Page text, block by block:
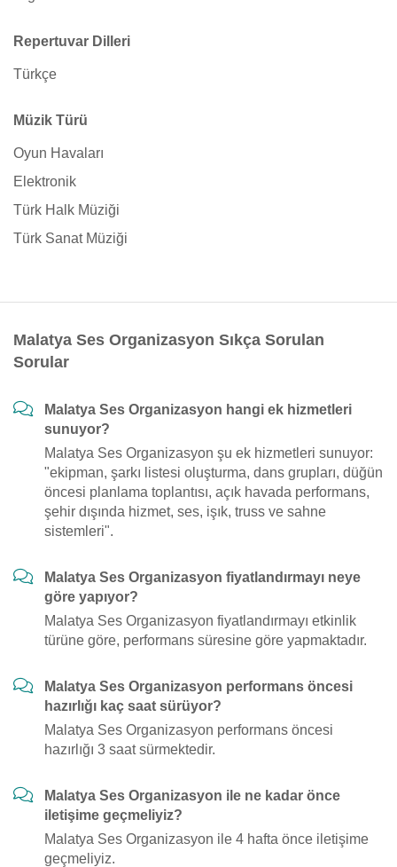
Repertuvar Dilleri
Türkçe
Müzik Türü
Oyun Havaları
Elektronik
Türk Halk Müziği
Türk Sanat Müziği
Malatya Ses Organizasyon Sıkça Sorulan
Sorular
Malatya Ses Organizasyon hangi ek hizmetleri
sunuyor?
Malatya Ses Organizasyon şu ek hizmetleri sunuyor:
"ekipman, şarkı listesi oluşturma, dans grupları, düğün
öncesi planlama toplantısı, açık havada performans,
şehir dışında hizmet, ses, işık, truss ve sahne
sistemleri".
Malatya Ses Organizasyon fiyatlandırmayı neye
göre yapıyor?
Malatya Ses Organizasyon fiyatlandırmayı etkinlik
türüne göre, performans süresine göre yapmaktadır.
Malatya Ses Organizasyon performans öncesi
hazırlığı kaç saat sürüyor?
Malatya Ses Organizasyon performans öncesi
hazırlığı 3 saat sürmektedir.
Malatya Ses Organizasyon ile ne kadar önce
iletişime geçmeliyiz?
Malatya Ses Organizasyon ile 4 hafta önce iletişime
geçmeliyiz.